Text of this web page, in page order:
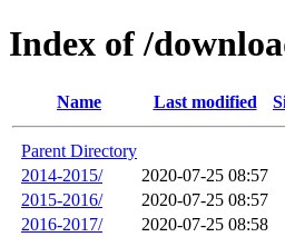
Index of /
Name Last modified
Parent Directory
2014-2015/
2020-07-25 08:57
2015-2016/
2020-07-25 08:57
2016-2017/
2020-07-25 08:58